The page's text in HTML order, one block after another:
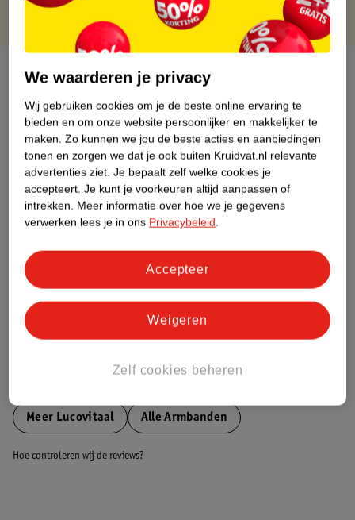
Over dit product
Productinformatie
Etiketinformatie
Nature Impact Score
Dit product heeft (nog) geen Nature
Bestel & Bezorginformatie
Meer Lucovitaal Alle Armbanden
Hoe controleren wij de reviews?
We waarderen je privacy
Wij gebruiken cookies om je de beste online ervaring te
bieden en om onze website persoonlijker en makkelijker te
maken. Zo kunnen we jou de beste acties en aanbiedingen
tonen en zorgen we dat je ook buiten Kruidvat.nl relevante
advertenties ziet. Je bepaalt zelf welke cookies je
accepteert. Je kunt je voorkeuren altijd aanpassen of
intrekken. Meer informatie over hoe we je gegevens
verwerken lees je in ons Privacybeleid.
Zelf cookies beheren
Weigeren
Accepteer